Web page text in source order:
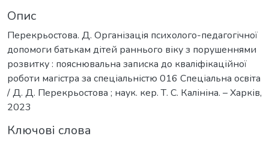
Опис
Перекрьостова. Д. Організація психолого-педагогічної
допомоги батькам дітей раннього віку з порушеннями
розвитку : пояснювальна записка до кваліфікаційної
роботи магістра за спеціальністю 016 Спеціальна освіта
/ Д. Д. Перекрьостова ; наук. кер. Т. С. Калініна. – Харків,
2023
Ключові слова